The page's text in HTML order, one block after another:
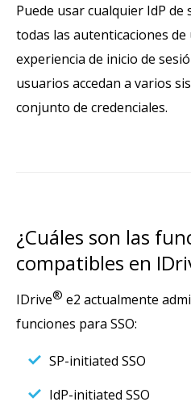
Puede usar cualquier IdP
todas las autenticaciones
experiencia de inicio de
usuarios accedan a varios
conjunto de credenciales.
¿Cuáles son las
compatibles en
IDrive® e2 actualmente
funciones para SSO:
SP-initiated SSO
IdP-initiated SSO